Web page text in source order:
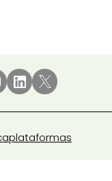
plataformas